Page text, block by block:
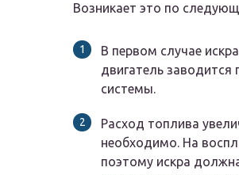
Возникает это по
В первом случае
двигатель заводится
системы.
Расход топлива
необходимо. На
поэтому искра